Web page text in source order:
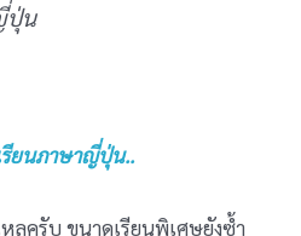
ปุ่น
รียนภาษาญี่ปุ่น..
ลครับ ขนาดเรียนพิเศษยังซ้ำ